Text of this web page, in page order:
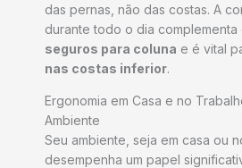
das pernas, não das costas. A
durante todo o dia complementa
seguros para coluna e é vital
nas costas inferior.
Ergonomia em Casa e no
Ambiente
Seu ambiente, seja em casa ou
desempenha um papel